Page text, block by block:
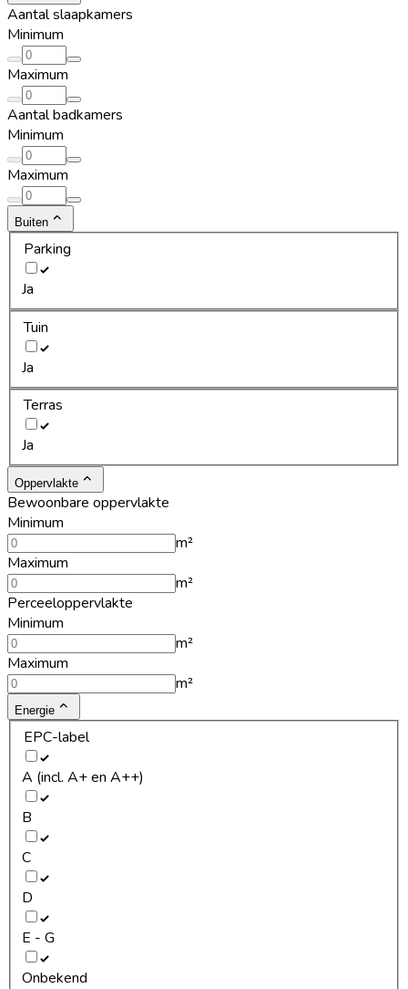
Aantal slaapkamers
Minimum
Maximum
Aantal badkamers
Minimum
Maximum
Buiten
Parking
Ja
Tuin
Ja
Terras
Ja
Oppervlakte
Bewoonbare oppervlakte
Minimum
m²
Maximum
m²
Perceeloppervlakte
Minimum
m²
Maximum
m²
Energie
EPC-label
A (incl. A+ en A++)
B
C
D
E - G
Onbekend